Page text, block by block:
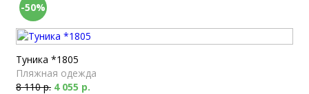
-50%
Туника *1805
Пляжная одежда
8 110 р. 4 055 р.